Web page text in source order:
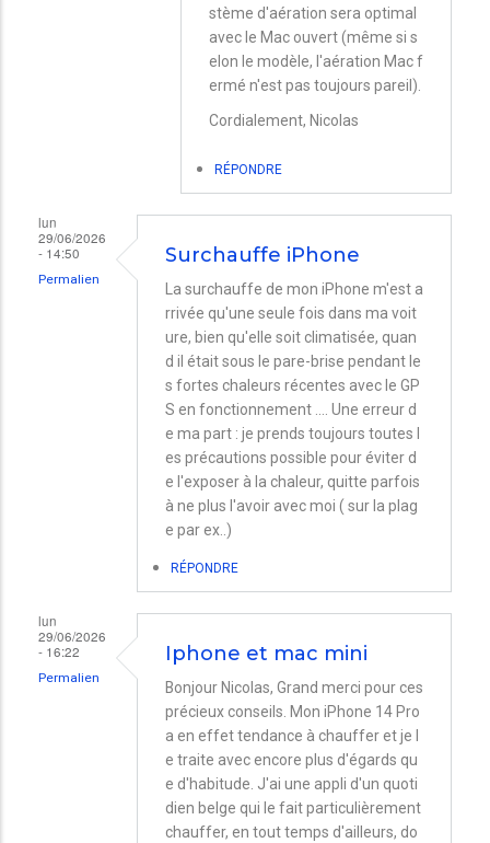
stème d'aération sera optimal
avec le Mac ouvert (même si s
elon le modèle, l'aération Mac f
ermé n'est pas toujours pareil).
Cordialement, Nicolas
RÉPONDRE
lun
29/06/2026
- 14:50
Permalien
Surchauffe iPhone
La surchauffe de mon iPhone m'est a
rrivée qu'une seule fois dans ma voit
ure, bien qu'elle soit climatisée, quan
d il était sous le pare-brise pendant le
s fortes chaleurs récentes avec le GP
S en fonctionnement .... Une erreur d
e ma part : je prends toujours toutes l
es précautions possible pour éviter d
e l'exposer à la chaleur, quitte parfois
à ne plus l'avoir avec moi ( sur la plag
e par ex..)
RÉPONDRE
lun
29/06/2026
- 16:22
Permalien
Iphone et mac mini
Bonjour Nicolas, Grand merci pour ces
précieux conseils. Mon iPhone 14 Pro
a en effet tendance à chauffer et je l
e traite avec encore plus d'égards qu
e d'habitude. J'ai une appli d'un quoti
dien belge qui le fait particulièrement
chauffer, en tout temps d'ailleurs, do